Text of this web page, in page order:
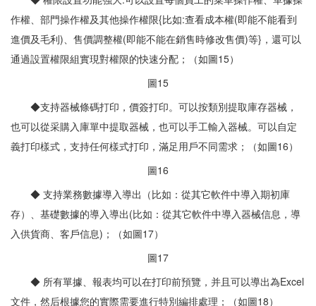
作權、部門操作權及其他操作權限{比如:查看成本權(即能不能看到
進價及毛利)、售價調整權(即能不能在銷售時修改售價)等}，還可以
通過設置權限組實現對權限的快速分配；（如圖15）
圖15
◆支持器械條碼打印，價簽打印。可以按類別提取庫存器械，
也可以從采購入庫單中提取器械，也可以手工輸入器械。可以自定
義打印樣式，支持任何樣式打印，滿足用戶不同需求；（如圖16）
圖16
◆ 支持業務數據導入導出（比如：從其它軟件中導入期初庫
存）、基礎數據的導入導出(比如：從其它軟件中導入器械信息，導
入供貨商、客戶信息)；（如圖17）
圖17
◆ 所有單據、報表均可以在打印前預覽，并且可以導出為Excel
文件，然后根據您的實際需要進行特別編排處理；（如圖18）